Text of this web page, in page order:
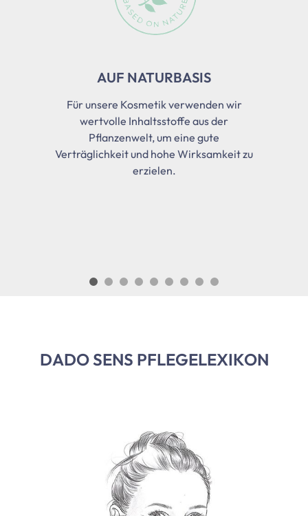
AUF NATURBASIS
Für unsere Kosmetik verwenden wir
wertvolle Inhaltsstoffe aus der
Pflanzenwelt, um eine gute
Verträglichkeit und hohe Wirksamkeit zu
erzielen.
DADO SENS PFLEGELEXIKON